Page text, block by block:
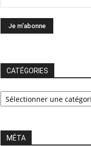
CATÉGORIES
CATÉGORIES
MÉTA